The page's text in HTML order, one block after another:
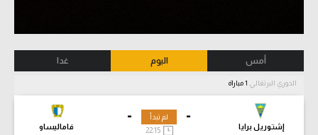
أمس اليوم غدا
الدوري البرتغالي
-
إشتوريل برايا
-
فاماليساو
لم تبدأ
22:15